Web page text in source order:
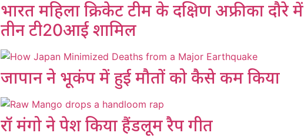
भारत महिला क्रिकेट टीम के दक्षिण अफ्रीका दौरे में
तीन टी20आई शामिल
जापान ने भूकंप में हुई मौतों को कैसे कम किया
रॉ मंगो ने पेश किया हैंडलूम रैप गीत